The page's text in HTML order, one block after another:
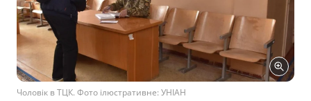
Чоловік в ТЦК. Фото ілюстративне: УНІАН